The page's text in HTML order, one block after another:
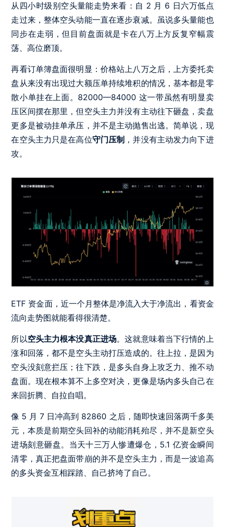
从四小时级别空头量能走势来看：自 2 月 6 日六万低点
走过来，整体空头动能一直在逐步衰减。虽说多头量能也
同步在走弱，但目前盘面就是卡在八万上方反复窄幅震
荡、高位磨顶。
再看订单簿盘面很明显：价格站上八万之后，上方委托卖
盘从来没有出现过大额压单持续堆积的情况，基本都是零
散小单挂在上面。82000—84000 这一带虽然有明显卖
压区间摆在那里，但空头主力并没有主动往下砸盘，卖盘
更多是被动挂单承压，并不是主动抛售出逃。简单说，现
在空头主力只是在高位守门压制 ，并没有主动发力向下进
攻。
ETF 资金面，近一个月整体是净流入大于净流出，看资金
流向走势图就能看得很清楚。
所以空头主力根本没真正进场。这就意味着当下行情的上
涨和回落，都不是空头主动打压造成的。往上拉，是因为
空头没刻意拦压；往下跌，是多头自身上攻乏力、推不动
盘面。现在根本算不上多空对决，更像是场内多头自己在
来回折腾、自拉自唱。
像 5 月 7 日冲高到 82860 之后，随即快速回落两千多美
元，本质是前期空头回补的动能消耗殆尽，并不是新空头
进场刻意砸盘。当天十三万人惨遭爆仓，5.1 亿资金瞬间
清零，真正把盘面带崩的并不是空头主力，而是一波追高
的多头资金互相踩踏、自己挤垮了自己。